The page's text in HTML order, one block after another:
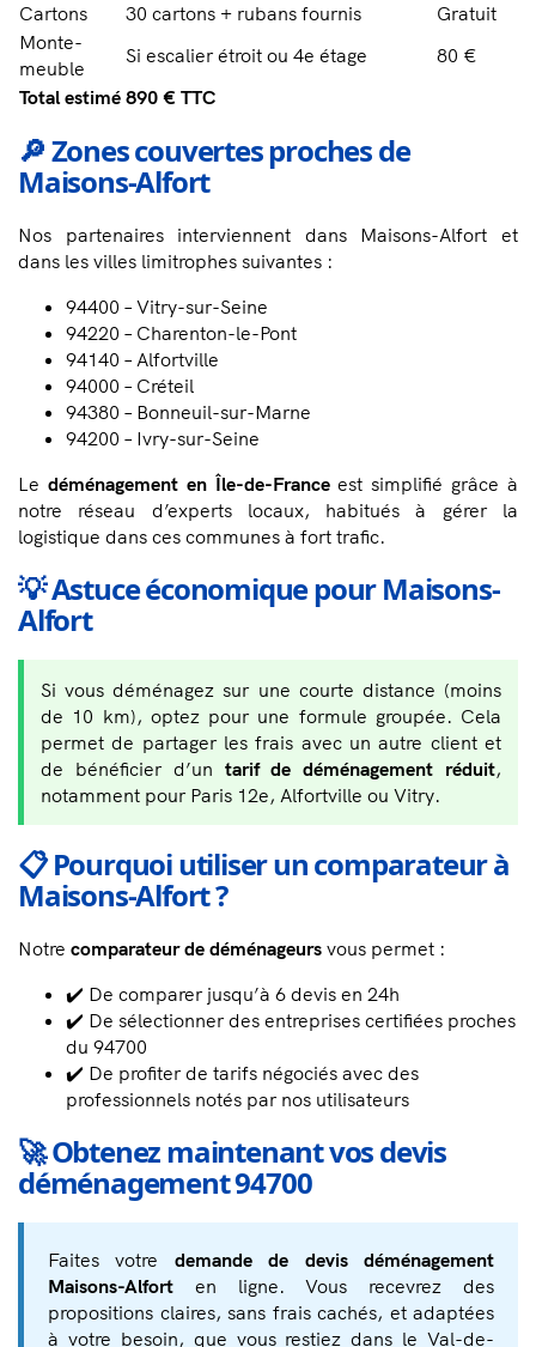
Cartons
30 cartons + rubans fournis
Gratuit
Monte-
meuble
Si escalier étroit ou 4e étage
80 €
Total estimé 890 € TTC
🔎 Zones couvertes proches de
Maisons-Alfort
Nos partenaires interviennent dans Maisons-Alfort et
dans les villes limitrophes suivantes :
94400 – Vitry-sur-Seine
94220 – Charenton-le-Pont
94140 – Alfortville
94000 – Créteil
94380 – Bonneuil-sur-Marne
94200 – Ivry-sur-Seine
Le déménagement en Île-de-Franceest simplifié grâce à
notre réseau d’experts locaux, habitués à gérer la
logistique dans ces communes à fort trafic.
💡 Astuce économique pour Maisons-
Alfort
Si vous déménagez sur une courte distance (moins
de 10 km), optez pour une formule groupée. Cela
permet de partager les frais avec un autre client et
de bénéficier d’un tarif de déménagement réduit,
notamment pour Paris 12e, Alfortville ou Vitry.
📋 Pourquoi utiliser un comparateur à
Maisons-Alfort ?
Notre comparateur de déménageurs vous permet :
✔️ De comparer jusqu’à 6 devis en 24h
✔️ De sélectionner des entreprises certifiées proches
du 94700
✔️ De profiter de tarifs négociés avec des
professionnels notés par nos utilisateurs
🚀 Obtenez maintenant vos devis
déménagement 94700
Faites votre demande de devis déménagement
Maisons-Alfort en ligne. Vous recevrez des
propositions claires, sans frais cachés, et adaptées
à votre besoin, que vous restiez dans le Val-de-